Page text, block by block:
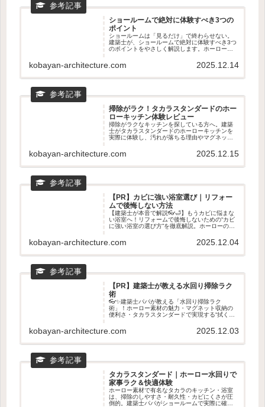
ショールームで絶対に体験すべき3つの
ポイント
ショールームは「見るだけ」で終わらせない。
建築士が、ショールームで絶対に体験すべき3つ
のポイントをやさしく解説します。ホーローの
地まで。新築・リフォームどちらにも役立つ、
後悔しない見学のコツがわかる記事です。
kobayan-architecture.com 2025.12.14
掃除がラク！タカラスタンダードのホー
ローキッチン体験レビュー
掃除がラクなキッチンを探している方へ。建築
士がタカラスタンダードのホーローキッチンを
実際に体験し、汚れが落ちる理由やマグネット
の相性やショールームで見るべきポイントもわ
かる、後悔しないキッチン選びの記事です。
kobayan-architecture.com 2025.12.15
【PR】カビに強い浴室選び｜リフォー
ムで後悔しない方法
【建築士が本音で解説👓🛁】もうカビに悩まな
い浴室へ！リフォームで後悔しないための“カビ
に強い浴室の選び方”を徹底解説。ホーローの汚
カラスタンダードが選ばれる理由を専門目線で
紹介。ショールームで確認すべきポイントもわ
kobayan-architecture.com 2025.12.04
【PR】建築士が教える水回り掃除ラク
術
👓✨建築士パパが教える「水回り掃除ラク
術」！ホーロー素材の魅力・マグネット収納の
便利さ・タカラスタンダードで実現する“拭くだ
洗面が驚くほどラクになる理由を紹介します💖
🧼
kobayan-architecture.com 2025.12.03
タカラスタンダード｜ホーロー水回りで
家事ラク＆快適体験
ホーロー素材で有名なタカラのキッチン・浴室
は、掃除のしやすさ・耐久性・カビにくさが圧
倒的。建築士パパがショールームで実際に確認